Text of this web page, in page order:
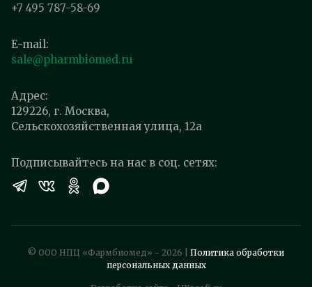
+7 495 787-58-69
E-mail:
sale@pharmbiomed.ru
Адрес:
129226, г. Москва,
Сельскохозяйственная улица, 12а
Подписывайтесь на нас в соц. сетях:
© ООО НПЦ «Фармбиомед» - 2026 | Политика обработки
персональных данных